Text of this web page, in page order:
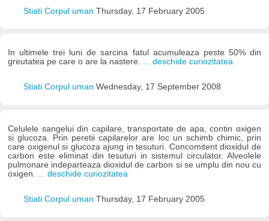
Stiati Corpul uman Thursday, 17 February 2005
In ultimele trei luni de sarcina fatul acumuleaza peste 50% din
greutatea pe care o are la nastere. ... deschide curiozitatea
Stiati Corpul uman Wednesday, 17 September 2008
Celulele sangelui din capilare, transportate de apa, contin oxigen
si glucoza. Prin peretii capilarelor are loc un schimb chimic, prin
care oxigenul si glucoza ajung in tesuturi. Concomitent dioxidul de
carbon este eliminat din tesuturi in sistemul circulator. Alveolele
pulmonare indeparteaza dioxidul de carbon si se umplu din nou cu
oxigen.
... deschide curiozitatea
Stiati Corpul uman Thursday, 17 February 2005